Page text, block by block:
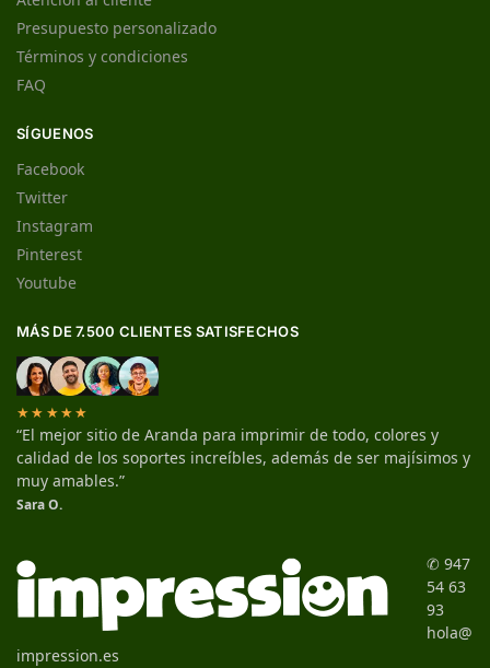
Presupuesto personalizado
Términos y condiciones
FAQ
SÍGUENOS
Facebook
Twitter
Instagram
Pinterest
Youtube
MÁS DE 7.500 CLIENTES SATISFECHOS
★★★★★
“El mejor sitio de Aranda para imprimir de todo, colores y
calidad de los soportes increíbles, además de ser majísimos y
muy amables.”
Sara O.
✆ 947
54 63
93
hola@
impression.es